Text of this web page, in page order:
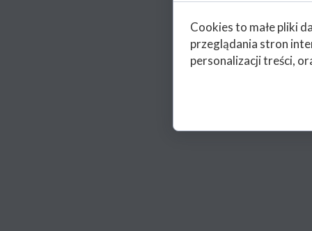
Cookies to małe pliki
przeglądania stron
personalizacji treści,